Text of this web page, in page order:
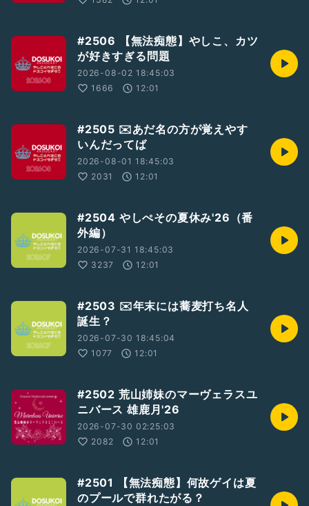
#2506 【無法痴態】やしこ、カツ
が好きすぎる問題
2026-08-02 18:45:03
1666
12:01
#2505 ✉️あだ名の方が覚えやす
いんだってば
2026-08-01 18:45:03
2031
12:01
#2504 やしぺその夏休み'26（番
外編）
2026-07-31 18:45:03
3237
12:01
#2503 ✉️年末には蕎麦打ち名人
誕生？
2026-07-30 18:45:04
1077
12:01
#2502 荒山姉妹のマーヴェラスユ
ニバース 雄鹿月'26
2026-07-30 02:25:03
2082
12:01
#2501 【無法痴態】何故ゲイは夏
のプールで群れたがる？